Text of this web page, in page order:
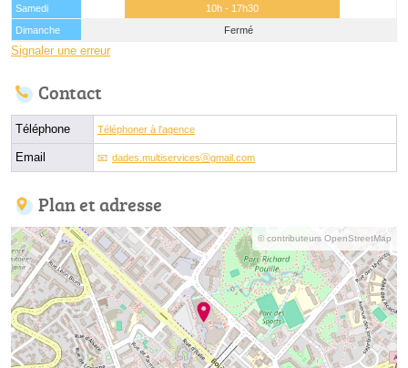
Samedi
10h - 17h30
Dimanche
Fermé
Signaler une erreur
Contact
Téléphone Téléphoner à l'agence
Email dades.multiservicesⓐgmail.com
Plan et adresse
© contributeurs OpenStreetMap